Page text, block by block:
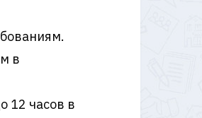
в
12 часов в